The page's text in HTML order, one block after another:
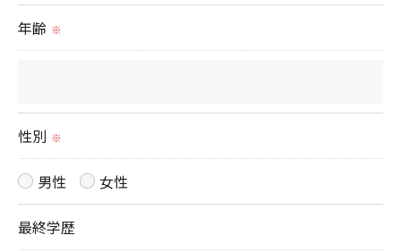
年齢 ※
性別 ※
男性 女性
最終学歴